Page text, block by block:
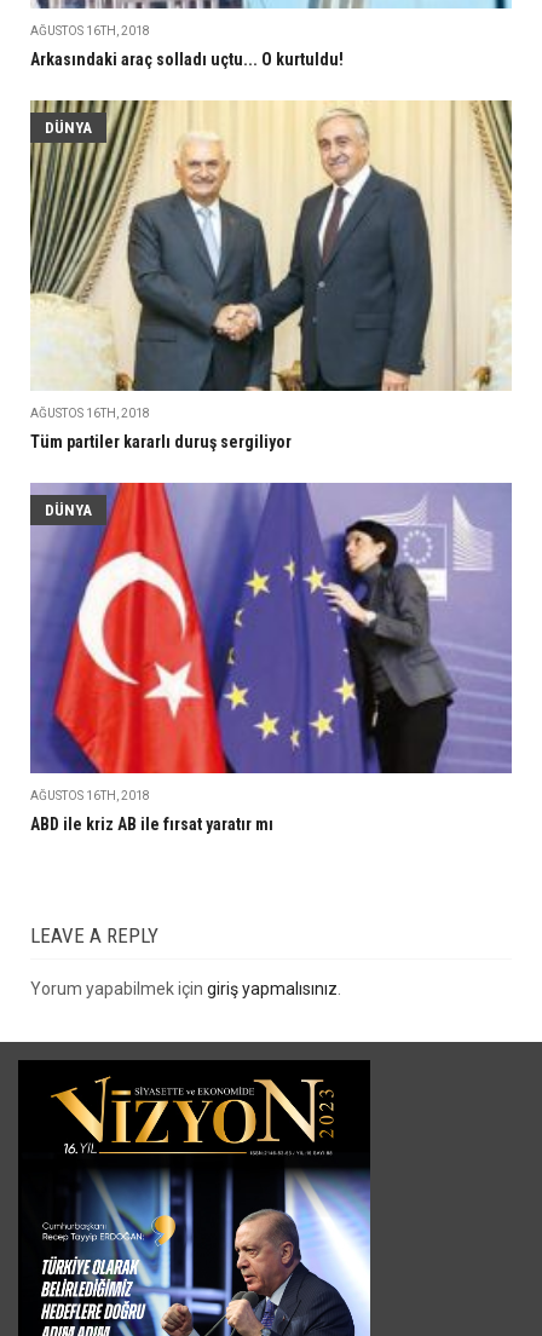
AĞUSTOS 16TH, 2018
Arkasındaki araç solladı uçtu... O kurtuldu!
DÜNYA
AĞUSTOS 16TH, 2018
Tüm partiler kararlı duruş sergiliyor
DÜNYA
AĞUSTOS 16TH, 2018
ABD ile kriz AB ile fırsat yaratır mı
LEAVE A REPLY
Yorum yapabilmek için giriş yapmalısınız.